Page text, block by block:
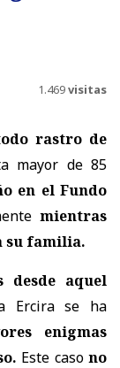
1.469visitas
rastro de
mayor de 85
en el Fundo
mientras
su familia.
desde aquel
Ercira se ha
enigmas
Este caso no